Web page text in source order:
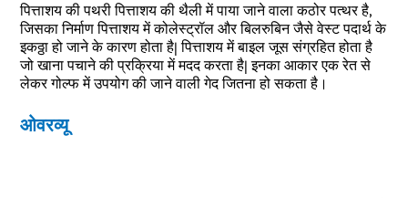
पित्ताशय की पथरी पित्ताशय की थैली में पाया जाने वाला कठोर पत्थर है,
जिसका निर्माण पित्ताशय में कोलेस्ट्रॉल और बिलरुबिन जैसे वेस्ट पदार्थ के
इकठ्ठा हो जाने के कारण होता है| पित्ताशय में बाइल जूस संग्रहित होता है
जो खाना पचाने की प्रक्रिया में मदद करता है| इनका आकार एक रेत से
लेकर गोल्फ में उपयोग की जाने वाली गेद जितना हो सकता है।
ओवरव्यू